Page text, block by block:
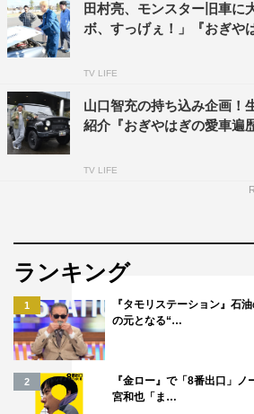
ードが特殊。買い手探しのため、中
とは？そして3台目の愛車には、運転
苦い思い出も。当時、まだ無免許だ
超えて“元愛車”の初ドライブに挑む。
番組情報
『おぎやはぎの愛車遍歴 NO
おぎやはぎ おぎやはぎ
田村亮、モンスター旧車に
ボ、すっげぇ！」『おぎや
TV LIFE
山口智充の持ち込み企画！
紹介『おぎやはぎの愛車遍
TV LIFE
ランキング
1
『タモリステーション』石
の元となる“…
2
『金ロー』で「8番出口」
宮和也「ま…